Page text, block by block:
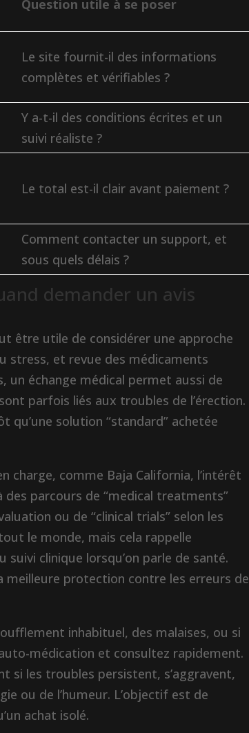
Question utile à se poser
Le site fournit-il des informations
complètes et vérifiables ?
Y a-t-il des conditions écrites et un
suivi réaliste ?
Le total est-il clair avant paiement ?
Comment contacter un support, et
sous quels délais ?
demander un avis
être utile de considérer une approche
stress, et revue des médicaments
échange médical permet aussi de
parfois liés aux troubles de l’érection.
solution “standard” achetée
charge, comme Baja California, l’intérêt
parcours de “medical treatments”
ou de “clinical trials” selon les
le monde, mais cela rappelle
clinique lorsqu’on parle de santé.
meilleure protection contre les erreurs de
inhabituel, des malaises, ou si
médication et consultez rapidement.
si les troubles persistent, s’aggravent,
ou de l’humeur. L’objectif est de
achat isolé.